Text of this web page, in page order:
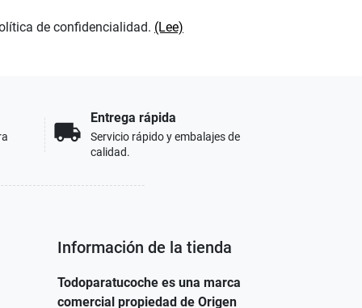
de confidencialidad. (Lee)
local_shipping
Entrega rápida
Servicio rápido y embalajes de
calidad.
Información de la tienda
Todoparatucoche es una marca
comercial propiedad de Origen